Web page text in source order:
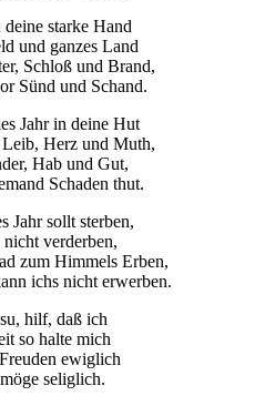
starke Hand
und ganzes Land
Schloß und Brand,
Sünd und Schand.
Jahr in deine Hut
Herz und Muth,
Hab und Gut,
Schaden thut.
Jahr sollt sterben,
verderben,
zum Himmels Erben,
ichs nicht erwerben.
hilf, daß ich
so halte mich
ewiglich
seliglich.